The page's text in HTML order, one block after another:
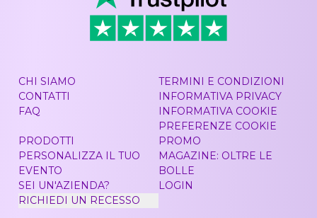
CHI SIAMO
CONTATTI
FAQ
TERMINI E CONDIZIONI
INFORMATIVA PRIVACY
INFORMATIVA COOKIE
PREFERENZE COOKIE
PRODOTTI
PERSONALIZZA IL TUO
EVENTO
SEI UN'AZIENDA?
RICHIEDI UN RECESSO
PROMO
MAGAZINE: OLTRE LE
BOLLE
LOGIN